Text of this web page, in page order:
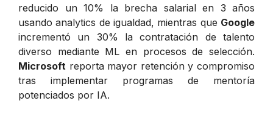
reducido un 10% la brecha salarial en 3 años
usando analytics de igualdad, mientras que Google
incrementó un 30% la contratación de talento
diverso mediante ML en procesos de selección.
Microsoft reporta mayor retención y compromiso
tras implementar programas de mentoría
potenciados por IA.